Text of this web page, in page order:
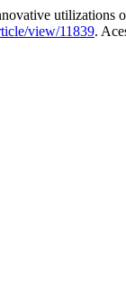
utilizations
view/11839.